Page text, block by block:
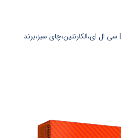
OLIMP CLA plus – 60 softgels | سی ال ای،الکارنتین،چای سبز،برند